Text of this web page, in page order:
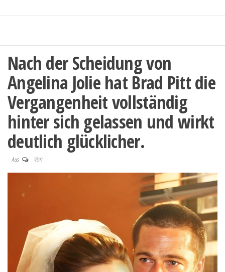
Nach der Scheidung von
Angelina Jolie hat Brad Pitt die
Vergangenheit vollständig
hinter sich gelassen und wirkt
deutlich glücklicher.
Aus Von